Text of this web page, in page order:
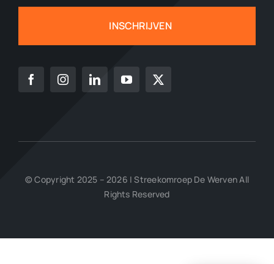
INSCHRIJVEN
© Copyright 2025 – 2026 | Streekomroep De Werven All
Rights Reserved